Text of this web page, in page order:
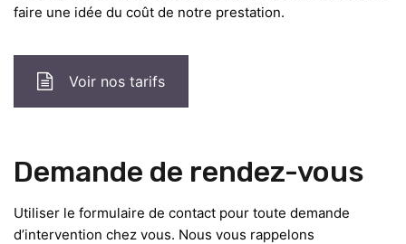
faire une idée du coût de notre prestation.
Voir nos tarifs
Demande de rendez-vous
Utiliser le formulaire de contact pour toute demande
d’intervention chez vous. Nous vous rappelons